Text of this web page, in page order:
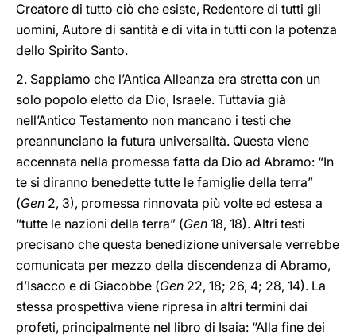
Creatore di tutto ciò che esiste, Redentore di tutti gli
uomini, Autore di santità e di vita in tutti con la potenza
dello Spirito Santo.
2. Sappiamo che l’Antica Alleanza era stretta con un
solo popolo eletto da Dio, Israele. Tuttavia già
nell’Antico Testamento non mancano i testi che
preannunciano la futura universalità. Questa viene
accennata nella promessa fatta da Dio ad Abramo: “In
te si diranno benedette tutte le famiglie della terra”
(Gen 2, 3), promessa rinnovata più volte ed estesa a
“tutte le nazioni della terra” (Gen 18, 18). Altri testi
precisano che questa benedizione universale verrebbe
comunicata per mezzo della discendenza di Abramo,
d’Isacco e di Giacobbe (Gen 22, 18; 26, 4; 28, 14). La
stessa prospettiva viene ripresa in altri termini dai
profeti, principalmente nel libro di Isaia: “Alla fine dei